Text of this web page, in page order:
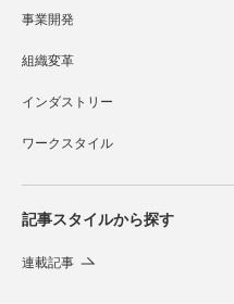
事業開発
組織変革
インダストリー
ワークスタイル
記事スタイルから探す
連載記事